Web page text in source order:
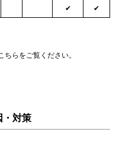
✔ ✔
らをご覧ください。
・対策